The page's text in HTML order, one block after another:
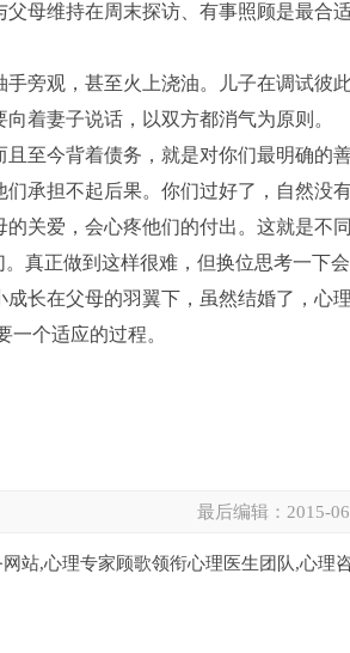
母维持在周末探访、有事照顾是最合
旁观，甚至火上浇油。儿子在调试彼
着妻子说话，以双方都消气为原则。
至今背着债务，就是对你们最明确的
承担不起后果。你们过好了，自然没
关爱，会心疼他们的付出。这就是不
真正做到这样很难，但换位思考一下
长在父母的羽翼下，虽然结婚了，心
个适应的过程。
最后编辑： 2015-
站,心理专家顾歌领衔心理医生团队,心理